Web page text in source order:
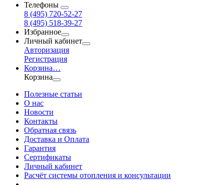
Телефоны
8 (495) 720-52-27
8 (495) 518-39-27
Избранное
Личный кабинет
Авторизация
Регистрация
Корзина…
Корзина
Полезные статьи
О нас
Новости
Контакты
Обратная связь
Доставка и Оплата
Гарантия
Сертификаты
Личный кабинет
Расчёт системы отопления и консультации